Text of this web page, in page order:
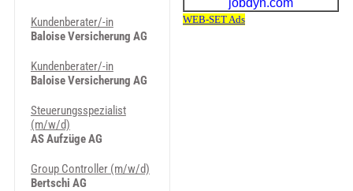
Kundenberater/-in
Baloise Versicherung AG
Kundenberater/-in
Baloise Versicherung AG
Steuerungsspezialist
(m/w/d)
AS Aufzüge AG
Group Controller (m/w/d)
Bertschi AG